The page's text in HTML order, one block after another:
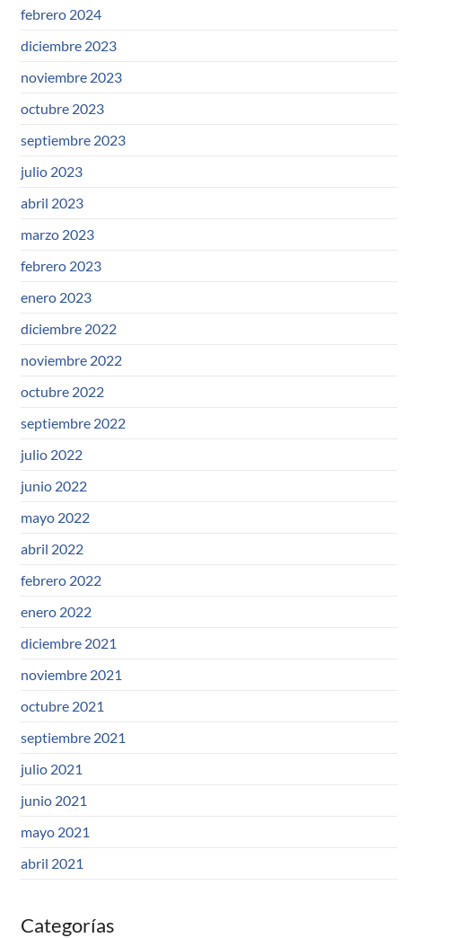
febrero 2024
diciembre 2023
noviembre 2023
octubre 2023
septiembre 2023
julio 2023
abril 2023
marzo 2023
febrero 2023
enero 2023
diciembre 2022
noviembre 2022
octubre 2022
septiembre 2022
julio 2022
junio 2022
mayo 2022
abril 2022
febrero 2022
enero 2022
diciembre 2021
noviembre 2021
octubre 2021
septiembre 2021
julio 2021
junio 2021
mayo 2021
abril 2021
Categorías